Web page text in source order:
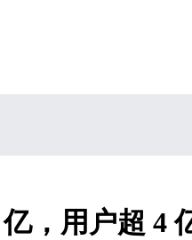
亿，用户超 4